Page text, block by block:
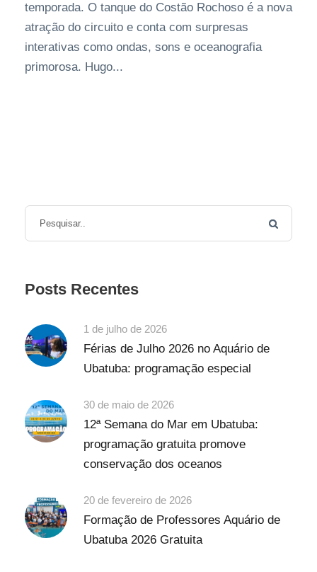
temporada. O tanque do Costão Rochoso é a nova
atração do circuito e conta com surpresas
interativas como ondas, sons e oceanografia
primorosa. Hugo...
Posts Recentes
1 de julho de 2026
Férias de Julho 2026 no Aquário de
Ubatuba: programação especial
30 de maio de 2026
12ª Semana do Mar em Ubatuba:
programação gratuita promove
conservação dos oceanos
20 de fevereiro de 2026
Formação de Professores Aquário de
Ubatuba 2026 Gratuita